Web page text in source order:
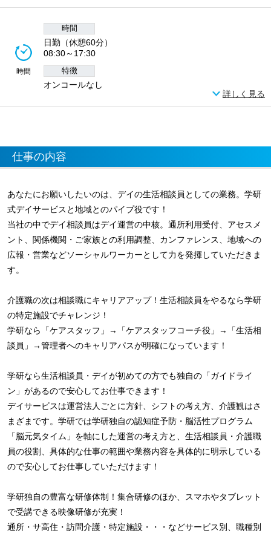
時間
時間
日勤（休憩60分）
08:30～17:30
特徴
オンコールなし
詳しく見る
仕事の内容
あなたにお願いしたいのは、デイの生活相談員としての業務。学研
式デイサービスと地域とのパイプ役です！
当社の中でデイ相談員はデイ運営の中核。通所利用受付、アセスメ
ント、関係機関・ご家族との利用調整、カンファレンス、地域への
広報・営業などソーシャルワーカーとして力を発揮していただきま
す。
介護職の次は相談職にキャリアアップ！生活相談員をやるなら学研
の特定施設でチャレンジ！
学研なら「ケアスタッフ」→「ケアスタッフコーチ役」→「生活相
談員」→管理者へのキャリアパスが明確になっています！
学研なら生活相談員・デイが初めての方でも独自の「ガイドライ
ン」があるので安心してお仕事できます！
デイサービスは運営法人ごとに方針、シフトの考え方、介護観はさ
まざまです。学研では学研独自の認知症予防・脳活性プログラム
「脳元気タイム」を軸にした運営の考え方と、生活相談員・介護職
員の役割、具体的な仕事の範囲や業務内容を具体的に明示している
ので安心してお仕事していただけます！
学研独自の豊富な研修体制！集合研修のほか、スマホやタブレット
で受講できる映像研修が充実！
通所・サ高住・訪問介護・特定施設・・・などサービス別、職種別